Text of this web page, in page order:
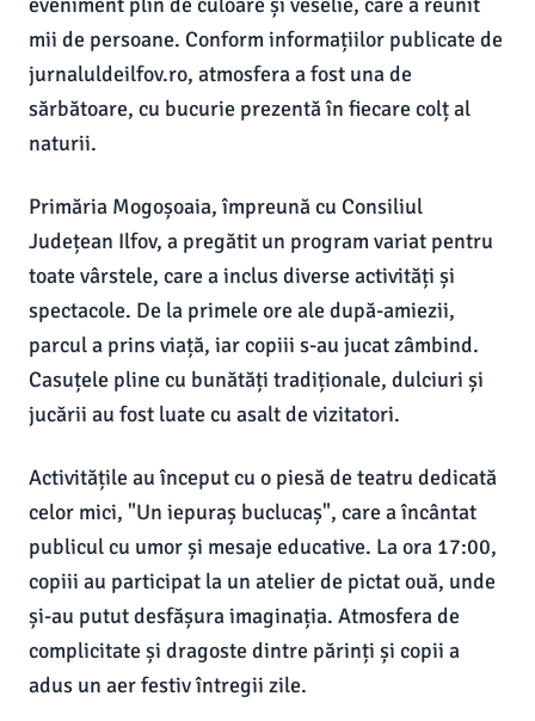
mii de persoane. Conform informațiilor publicate de
jurnaluldeilfov.ro, atmosfera a fost una de
sărbătoare, cu bucurie prezentă în fiecare colț al
naturii.
Primăria Mogoșoaia, împreună cu Consiliul
Județean Ilfov, a pregătit un program variat pentru
toate vârstele, care a inclus diverse activități și
spectacole. De la primele ore ale după-amiezii,
parcul a prins viață, iar copiii s-au jucat zâmbind.
Casuțele pline cu bunătăți tradiționale, dulciuri și
jucării au fost luate cu asalt de vizitatori.
Activitățile au început cu o piesă de teatru dedicată
celor mici, "Un iepuraș buclucaș", care a încântat
publicul cu umor și mesaje educative. La ora 17:00,
copiii au participat la un atelier de pictat ouă, unde
și-au putut desfășura imaginația. Atmosfera de
complicitate și dragoste dintre părinți și copii a
adus un aer festiv întregii zile.